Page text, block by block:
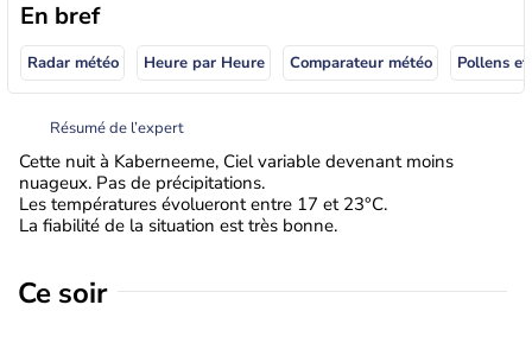
En bref
Radar météo Heure par Heure Comparateur météo Pollens
Résumé de l’expert
Cette nuit à Kaberneeme, Ciel variable devenant moins
nuageux. Pas de précipitations.
Les températures évolueront entre 17 et 23°C.
La fiabilité de la situation est très bonne.
Ce soir